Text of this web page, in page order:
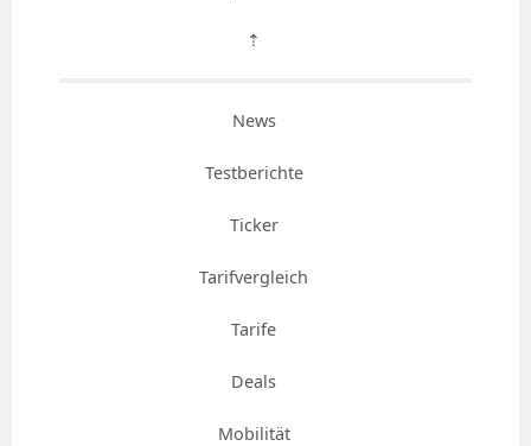
⇡
News
Testberichte
Ticker
Tarifvergleich
Tarife
Deals
Mobilität